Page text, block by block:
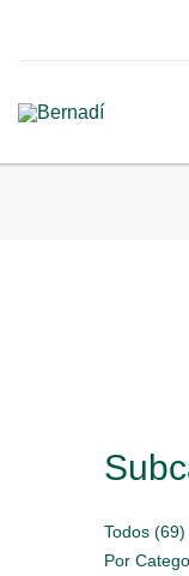
Todos (69)
Por